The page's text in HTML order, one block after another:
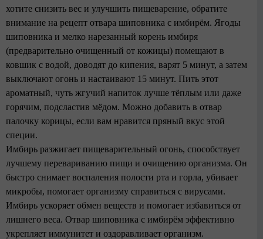
хотите снизить вес и улучшить пищеварение, обратите
внимание на рецепт отвара шиповника с имбирём. Ягоды
шиповника и мелко нарезанный корень имбиря
(предварительно очищенный от кожицы) помещают в
ковшик с водой, доводят до кипения, варят 5 минут, а затем
выключают огонь и настаивают 15 минут. Пить этот
ароматный, чуть жгучий напиток лучше тёплым или даже
горячим, подсластив мёдом. Можно добавить в отвар
палочку корицы, если вам нравится пряный вкус этой
специи.
Имбирь разжигает пищеварительный огонь, способствует
лучшему перевариванию пищи и очищению организма. Он
быстро снимает воспаления полости рта и горла, убивает
микробы, помогает организму справиться с вирусами.
Имбирь ускоряет обмен веществ и помогает избавиться от
лишнего веса. Отвар шиповника с имбирём эффективно
укрепляет иммунитет и оздоравливает организм.